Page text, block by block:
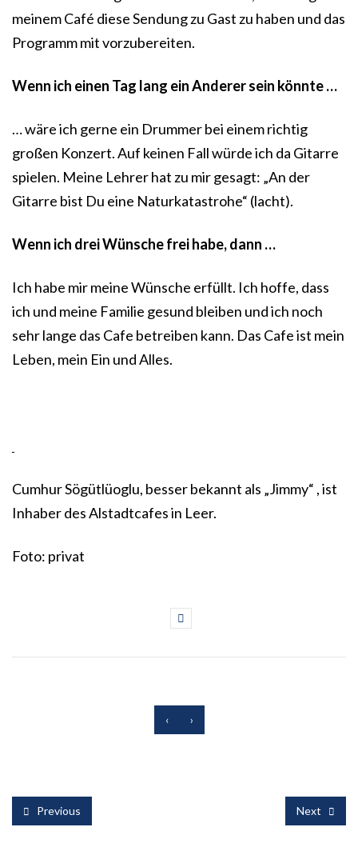
meinem Café diese Sendung zu Gast zu haben und das
Programm mit vorzubereiten.
Wenn ich einen Tag lang ein Anderer sein könnte …
… wäre ich gerne ein Drummer bei einem richtig
großen Konzert. Auf keinen Fall würde ich da Gitarre
spielen. Meine Lehrer hat zu mir gesagt: „An der
Gitarre bist Du eine Naturkatastrohe“ (lacht).
Wenn ich drei Wünsche frei habe, dann …
Ich habe mir meine Wünsche erfüllt. Ich hoffe, dass
ich und meine Familie gesund bleiben und ich noch
sehr lange das Cafe betreiben kann. Das Cafe ist mein
Leben, mein Ein und Alles.
Cumhur Sögütlüoglu, besser bekannt als „Jimmy“ , ist
Inhaber des Alstadtcafes in Leer.
Foto: privat
‹ ›
Previous Next